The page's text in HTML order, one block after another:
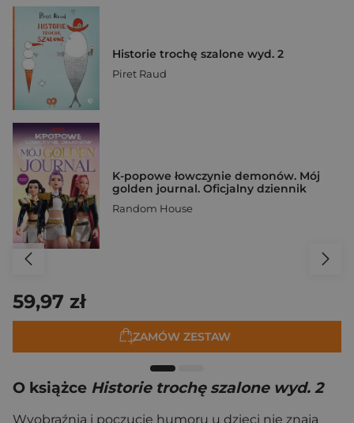
Historie trochę szalone wyd. 2
Piret Raud
K-popowe łowczynie demonów. Mój
golden journal. Oficjalny dziennik
Random House
59,97 zł
ZAMÓW ZESTAW
O książce Historie trochę szalone wyd. 2
Wyobraźnia i poczucie humoru u dzieci nie znają